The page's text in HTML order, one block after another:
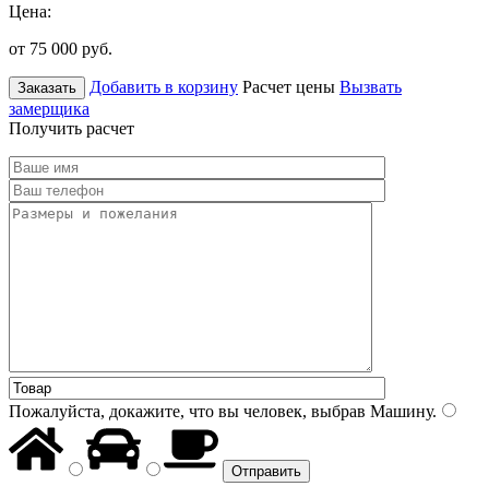
Цена:
от 75 000 руб.
Заказать Добавить в корзину Расчет цены Вызвать
замерщика
Получить расчет
Пожалуйста, докажите, что вы человек, выбрав Машину.